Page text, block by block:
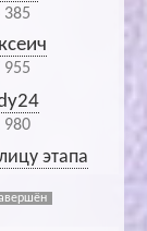
385
955
980
этапа